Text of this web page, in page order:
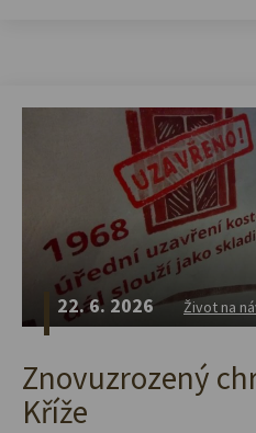
22. 6. 2026 Život na
Znovuzrozený
Kříže